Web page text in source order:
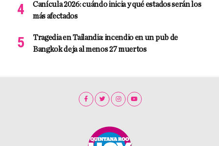
Canícula 2026: cuándo inicia y qué estados serán los
más afectados
Tragedia en Tailandia: incendio en un pub de
Bangkok deja al menos 27 muertos